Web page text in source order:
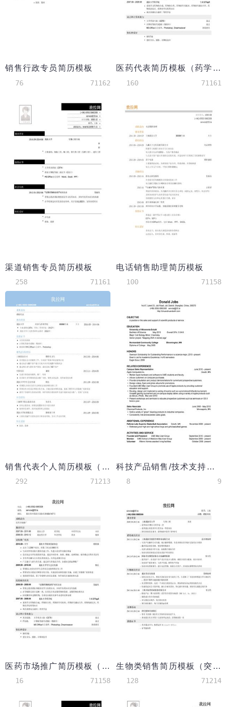
销售行政专员简历模板
76 71162
医药代表简历模板（药学英语双学位）
160 71161
渠道销售专员简历模板
258 71161
电话销售助理简历模板
100 71158
销售代表个人简历模板（突出专业技能）
292 71213
科技产品销售/技术支持英文简历模板
8 9
医药市场推广简历模板（突出校园经历）
16 71158
生物类销售简历模板（突出经历）
128 71214